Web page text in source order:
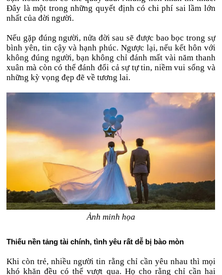
Đây là một trong những quyết định có chi phí sai lầm lớn
nhất của đời người.
Nếu gặp đúng người, nửa đời sau sẽ được bao bọc trong sự
bình yên, tin cậy và hạnh phúc. Ngược lại, nếu kết hôn với
không đúng người, bạn không chỉ đánh mất vài năm thanh
xuân mà còn có thể đánh đổi cả sự tự tin, niềm vui sống và
những kỳ vọng đẹp đẽ về tương lai.
Ảnh minh họa
Thiếu nền tảng tài chính, tình yêu rất dễ bị bào mòn
Khi còn trẻ, nhiều người tin rằng chỉ cần yêu nhau thì mọi
khó khăn đều có thể vượt qua. Họ cho rằng chỉ cần hai